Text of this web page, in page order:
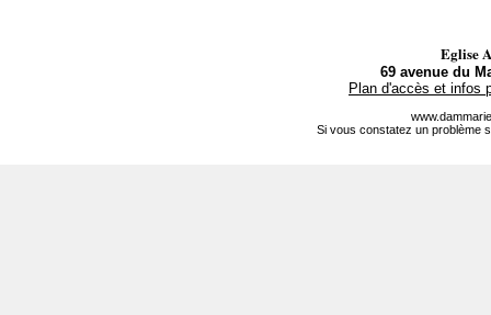
Eglise
69 avenue du
Plan d'accès et infos
Si vous constatez un problème